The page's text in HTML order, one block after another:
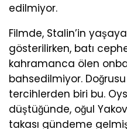
edilmiyor.
Filmde, Stalin’in
gösterilirken, batı
kahramanca ölen
bahsedilmiyor.
tercihlerden biri bu.
düştüğünde, oğul
takası gündeme